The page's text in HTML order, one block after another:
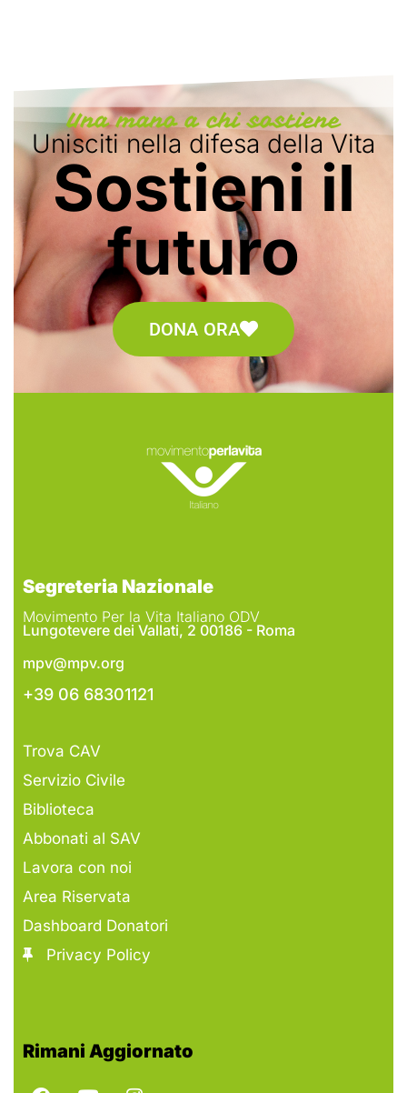
Una mano a chi sostiene
Unisciti nella difesa della Vita
Sostieni il
futuro
DONA ORA
Segreteria Nazionale
Movimento Per la Vita Italiano ODV
Lungotevere dei Vallati, 2 00186 - Roma
mpv@mpv.org
+39 06 68301121
Trova CAV
Servizio Civile
Biblioteca
Abbonati al SAV
Lavora con noi
Area Riservata
Dashboard Donatori
Privacy Policy
Rimani Aggiornato